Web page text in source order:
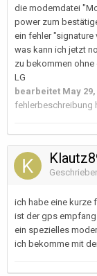
die modemdatei
power zum
ein fehler
was kann ich jetzt
zu bekommen
LG
bearbeitet May 29,
fehlerbeschreibung
ich habe eine kurze
ist der gps
ein spezielles
ich bekomme mit